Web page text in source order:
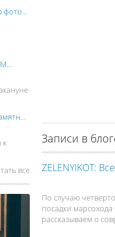
Записи в
ZELENYIKOT:
По случаю
посадки
рассказываем о
фото...
к
все